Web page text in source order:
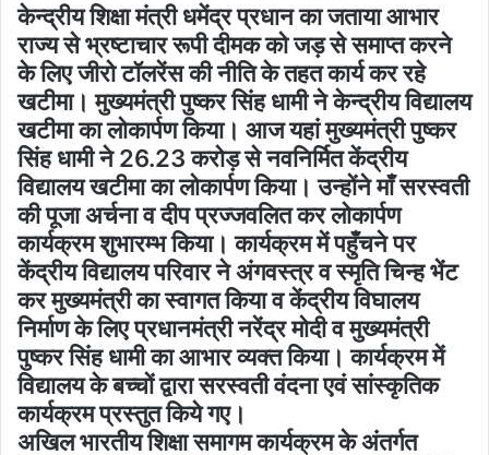
केन्द्रीय शिक्षा मंत्री धमेंद्र प्रधान का जताया आभार
राज्य से भ्रष्टाचार रूपी दीमक को जड़ से समाप्त करने
के लिए जीरो टॉलरेंस की नीति के तहत कार्य कर रहे
खटीमा। मुख्यमंत्री पुष्कर सिंह धामी ने केन्द्रीय विद्यालय
खटीमा का लोकार्पण किया। आज यहां मुख्यमंत्री पुष्कर
सिंह धामी ने 26.23 करोड़ से नवनिर्मित केंद्रीय
विद्यालय खटीमा का लोकार्पण किया। उन्होंने माँ सरस्वती
की पूजा अर्चना व दीप प्रज्जवलित कर लोकार्पण
कार्यक्रम शुभारम्भ किया। कार्यक्रम में पहुँचने पर
केंद्रीय विद्यालय परिवार ने अंगवस्त्र व स्मृति चिन्ह भेंट
कर मुख्यमंत्री का स्वागत किया व केंद्रीय विघालय
निर्माण के लिए प्रधानमंत्री नरेंद्र मोदी व मुख्यमंत्री
पुष्कर सिंह धामी का आभार व्यक्त किया। कार्यक्रम में
विद्यालय के बच्चों द्वारा सरस्वती वंदना एवं सांस्कृतिक
कार्यक्रम प्रस्तुत किये गए।
अखिल भारतीय शिक्षा समागम कार्यक्रम के अंतर्गत